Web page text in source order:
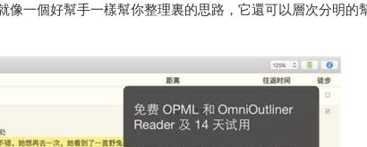
像一個好幫手一樣幫你整理裏的思路，它還可以層次分明的